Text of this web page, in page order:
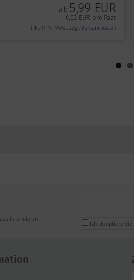
ab 5,99 EUR
0,62 EUR pro Paar
inkl. 19 % MwSt. zzgl. Versandkosten
informieren
Ich akzeptiere die